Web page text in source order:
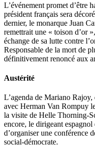
L’événement promet d’être
président français sera
dernier, le monarque Juan
remettrait une « toison d’or
échange de sa lutte contre
Responsable de la mort de
définitivement renoncé aux
Austérité
L’agenda de Mariano
avec Herman Van Rompuy
la visite de Helle Thorning-
encore, le dirigeant
d’organiser une conférence
social-démocrate.